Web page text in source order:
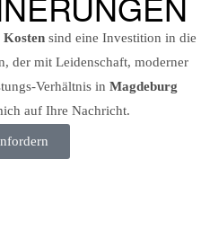
sind eine Investition in die
der mit Leidenschaft, moderner
Verhältnis in Magdeburg
auf Ihre Nachricht.